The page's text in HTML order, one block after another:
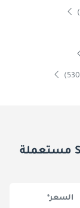
سعرالسيارات مرسيدس بنز 220 Se مستعملة
السعر*